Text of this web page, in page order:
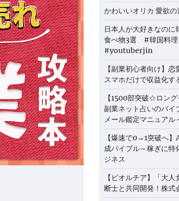
かわいいオリカ 愛欲の
日本人が大好きなの
食べ物3選 #韓国料理
#youtuberjin
【副業初心者向け】
スマホだけで収益化す
【1500部突破☆ロン
副業ネット占いのバイ
メール鑑定マニュアル
【爆速で0→1突破へ
成バイブル～稼ぎに特
ジネス
【ビオルチア】「大
断士と共同開発！株式